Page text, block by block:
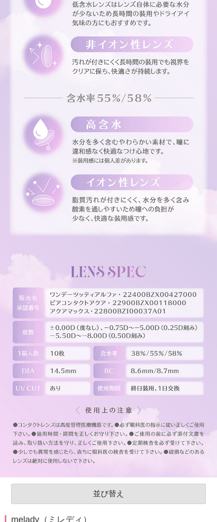
並び替え
melady（ミレディ）